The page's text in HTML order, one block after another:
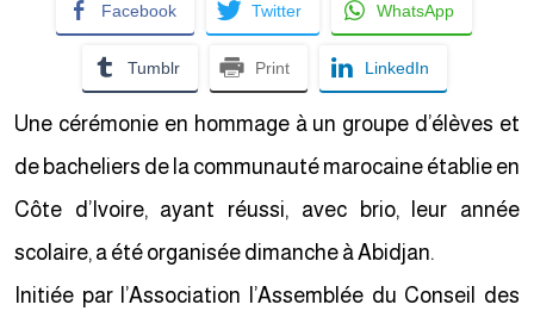
Facebook Twitter WhatsApp
Tumblr Print LinkedIn
Une cérémonie en hommage à un groupe d’élèves et
de bacheliers de la communauté marocaine établie en
Côte d’Ivoire, ayant réussi, avec brio, leur année
scolaire, a été organisée dimanche à Abidjan.
Initiée par l’Association l’Assemblée du Conseil des